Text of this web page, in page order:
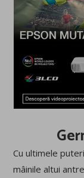
Cu ultimele
mâinile altui